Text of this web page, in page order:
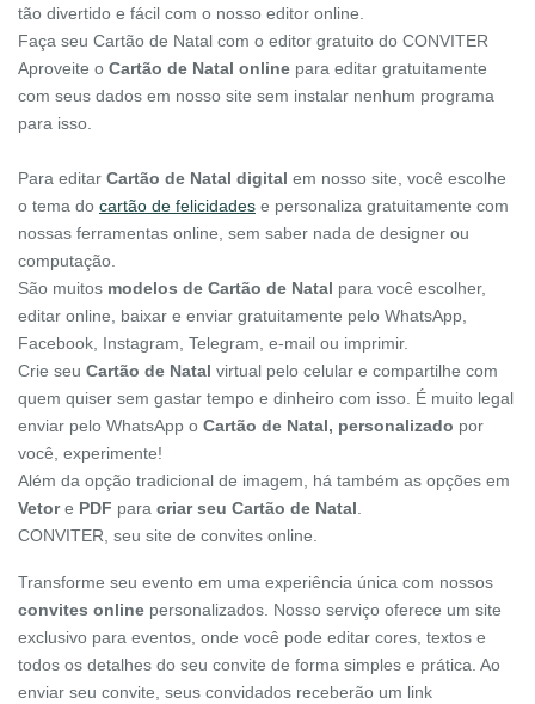
tão divertido e fácil com o nosso editor online.
Faça seu Cartão de Natal com o editor gratuito do CONVITER
Aproveite o Cartão de Natal online para editar gratuitamente
com seus dados em nosso site sem instalar nenhum programa
para isso.
Para editar Cartão de Natal digital em nosso site, você escolhe
o tema do cartão de felicidades e personaliza gratuitamente com
nossas ferramentas online, sem saber nada de designer ou
computação.
São muitos modelos de Cartão de Natal para você escolher,
editar online, baixar e enviar gratuitamente pelo WhatsApp,
Facebook, Instagram, Telegram, e-mail ou imprimir.
Crie seu Cartão de Natal virtual pelo celular e compartilhe com
quem quiser sem gastar tempo e dinheiro com isso. É muito legal
enviar pelo WhatsApp o Cartão de Natal, personalizado por
você, experimente!
Além da opção tradicional de imagem, há também as opções em
Vetore PDF para criar seu Cartão de Natal.
CONVITER, seu site de convites online.
Transforme seu evento em uma experiência única com nossos
convites online personalizados. Nosso serviço oferece um site
exclusivo para eventos, onde você pode editar cores, textos e
todos os detalhes do seu convite de forma simples e prática. Ao
enviar seu convite, seus convidados receberão um link